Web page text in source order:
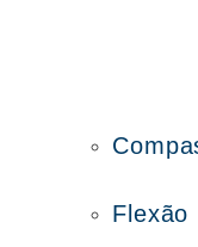
Flexão